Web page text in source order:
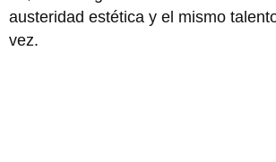
austeridad estética y el mismo
vez.